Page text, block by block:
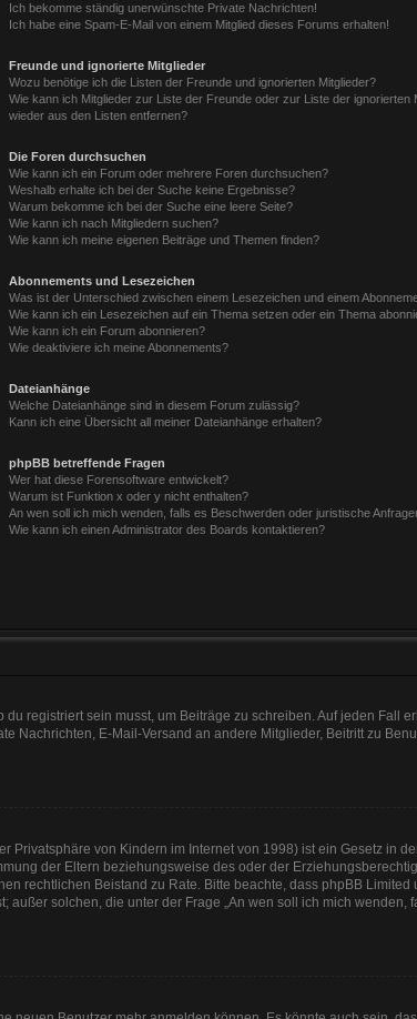
Ich bekomme ständig unerwünschte Private Nachrichten!
Ich habe eine Spam-E-Mail von einem Mitglied dieses Forums erhalten!
Freunde und ignorierte Mitglieder
Wozu benötige ich die Listen der Freunde und ignorierten Mitglieder?
Wie kann ich Mitglieder zur Liste der Freunde oder zur Liste der ignorierten
wieder aus den Listen entfernen?
Die Foren durchsuchen
Wie kann ich ein Forum oder mehrere Foren durchsuchen?
Weshalb erhalte ich bei der Suche keine Ergebnisse?
Warum bekomme ich bei der Suche eine leere Seite?
Wie kann ich nach Mitgliedern suchen?
Wie kann ich meine eigenen Beiträge und Themen finden?
Abonnements und Lesezeichen
Was ist der Unterschied zwischen einem Lesezeichen und einem
Wie kann ich ein Lesezeichen auf ein Thema setzen oder ein Thema
Wie kann ich ein Forum abonnieren?
Wie deaktiviere ich meine Abonnements?
Dateianhänge
Welche Dateianhänge sind in diesem Forum zulässig?
Kann ich eine Übersicht all meiner Dateianhänge erhalten?
phpBB betreffende Fragen
Wer hat diese Forensoftware entwickelt?
Warum ist Funktion x oder y nicht enthalten?
An wen soll ich mich wenden, falls es Beschwerden oder juristische
Wie kann ich einen Administrator des Boards kontaktieren?
registriert sein musst, um Beiträge zu schreiben. Auf jeden Fall
Nachrichten, E-Mail-Versand an andere Mitglieder, Beitritt zu
Privatsphäre von Kindern im Internet von 1998) ist ein Gesetz in
der Eltern beziehungsweise des oder der
rechtlichen Beistand zu Rate. Bitte beachte, dass phpBB
solchen, die unter der Frage „An wen soll ich mich wenden,